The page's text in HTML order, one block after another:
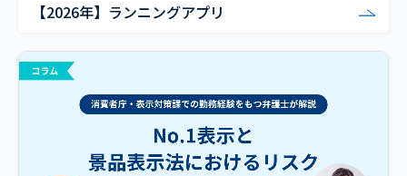
【2026年】ランニングアプリ